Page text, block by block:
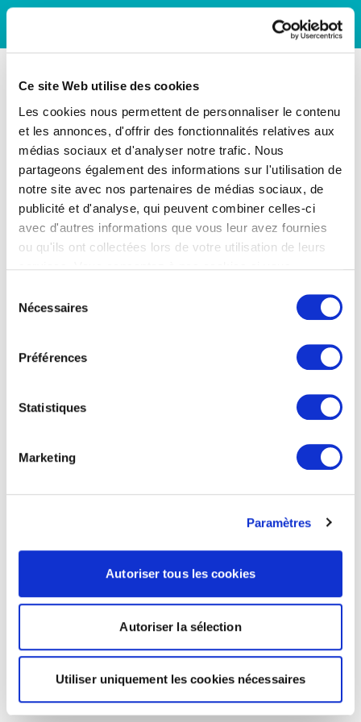
Ce site Web utilise des cookies
Les cookies nous permettent de personnaliser le contenu
et les annonces, d'offrir des fonctionnalités relatives aux
médias sociaux et d'analyser notre trafic. Nous
partageons également des informations sur l'utilisation de
notre site avec nos partenaires de médias sociaux, de
publicité et d'analyse, qui peuvent combiner celles-ci
avec d'autres informations que vous leur avez fournies
ou qu'ils ont collectées lors de votre utilisation de leurs
Nécessaires
Préférences
Statistiques
Marketing
Paramètres
Autoriser tous les cookies
Autoriser la sélection
Utiliser uniquement les cookies nécessaires